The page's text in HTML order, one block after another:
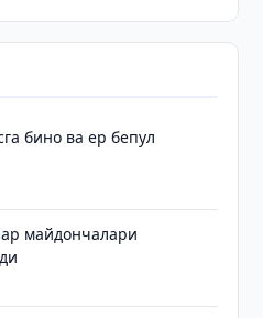
бино ва ер бепул
майдончалари